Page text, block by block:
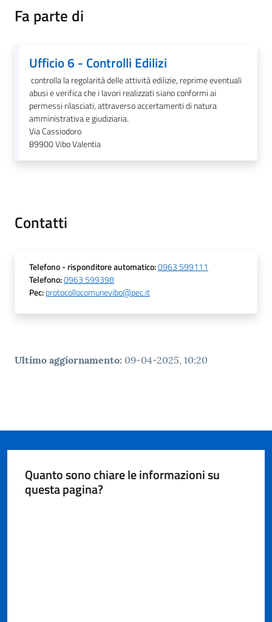
o
argomenti...
su
Fa parte di
Ufficio 6 - Controlli Edilizi
controlla la regolarità delle attività edilizie, reprime eventuali
abusi e verifica che i lavori realizzati siano conformi ai
permessi rilasciati, attraverso accertamenti di natura
amministrativa e giudiziaria.
Via Cassiodoro
89900Vibo Valentia
Contatti
Telefono- risponditore automatico:0963 599111
Telefono:0963 599398
Pec:protocollocomunevibo@pec.it
Ultimo aggiornamento: 09-04-2025, 10:20
Quanto sono chiare le informazioni su
questa pagina?